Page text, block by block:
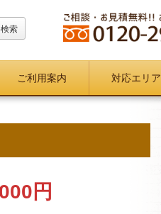
ご利用案内 対応エリア
円